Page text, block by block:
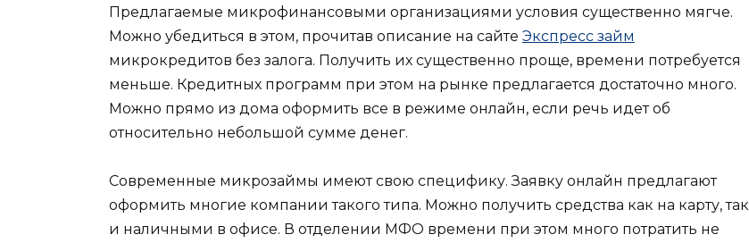
Предлагаемые микрофинансовыми организациями условия существенно мягче.
Можно убедиться в этом, прочитав описание на сайте Экспресс займ
микрокредитов без залога. Получить их существенно проще, времени потребуется
меньше. Кредитных программ при этом на рынке предлагается достаточно много.
Можно прямо из дома оформить все в режиме онлайн, если речь идет об
относительно небольшой сумме денег.
Современные микрозаймы имеют свою специфику. Заявку онлайн предлагают
оформить многие компании такого типа. Можно получить средства как на карту, так
и наличными в офисе. В отделении МФО времени при этом много потратить не